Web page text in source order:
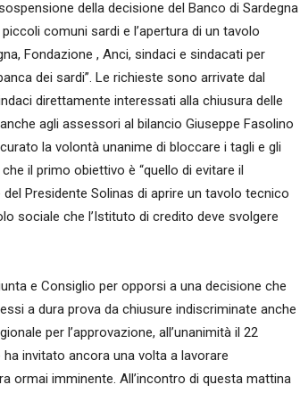
della decisione del Banco di Sardegna
comuni sardi e l’apertura di un tavolo
Fondazione , Anci, sindaci e sindacati per
dei sardi”. Le richieste sono arrivate dal
direttamente interessati alla chiusura delle
agli assessori al bilancio Giuseppe Fasolino
la volontà unanime di bloccare i tagli e gli
il primo obiettivo è “quello di evitare il
Presidente Solinas di aprire un tavolo tecnico
sociale che l’Istituto di credito deve svolgere
e Consiglio per opporsi a una decisione che
a dura prova da chiusure indiscriminate anche
per l’approvazione, all’unanimità il 22
invitato ancora una volta a lavorare
ormai imminente. All’incontro di questa mattina